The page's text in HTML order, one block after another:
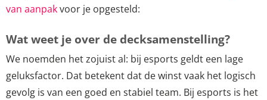
van aanpakvoor je opgesteld:
Wat weet je over de decksamenstelling?
We noemden het zojuist al: bij esports geldt een lage
geluksfactor. Dat betekent dat de winst vaak het logisch
gevolg is van een goed en stabiel team. Bij esports is het